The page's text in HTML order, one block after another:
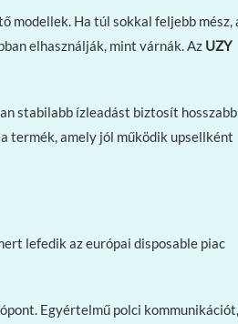
modellek. Ha túl sokkal feljebb mész,
elhasználják, mint várnák. Az UZY
stabilabb ízleadást biztosít hosszabb
termék, amely jól működik upsellként
lefedik az európai disposable piac
Egyértelmű polci kommunikációt,